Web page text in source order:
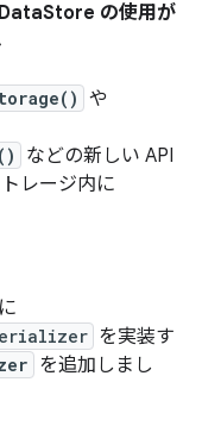
の使用が
や
などの新しい API
レージ内に
を実装す
を追加しまし